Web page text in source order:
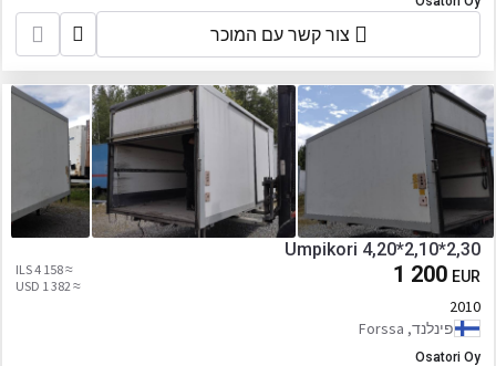
צור קשר עם המוכר
Umpikori 4,20*2,10*2,30
1 200 EUR
≈ 4 158 ILS
≈ 1 382 USD
2010
פינלנד, Forssa
Osatori Oy